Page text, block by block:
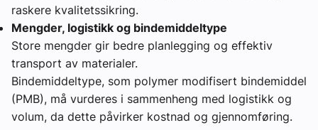
raskere kvalitetssikring.
Mengder, logistikk og bindemiddeltype
Store mengder gir bedre planlegging og effektiv
transport av materialer.
Bindemiddeltype, som polymer modifisert bindemiddel
(PMB), må vurderes i sammenheng med logistikk og
volum, da dette påvirker kostnad og gjennomføring.